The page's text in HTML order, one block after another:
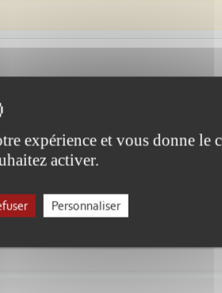
expérience et vous donne le
activer.
Personnaliser